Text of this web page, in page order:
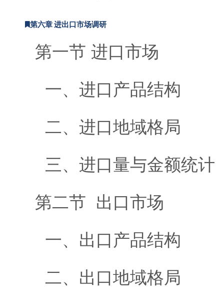
第六章 进出口市场调研
第一节 进口市场
一、进口产品结构
二、进口地域格局
三、进口量与金额统计
第二节 出口市场
一、出口产品结构
二、出口地域格局